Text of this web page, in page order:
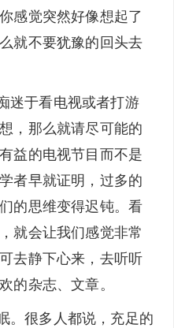
感觉突然好像想起了
就不要犹豫的回头去
于看电视或者打游
，那么就请尽可能的
益的电视节目而不是
者早就证明，过多的
的思维变得迟钝。看
就会让我们感觉非常
去静下心来，去听听
的杂志、文章。
很多人都说，充足的